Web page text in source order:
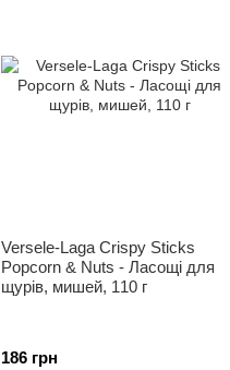
Versele-Laga Crispy Sticks
Popcorn & Nuts - Ласощі для
щурів, мишей, 110 г
186 грн